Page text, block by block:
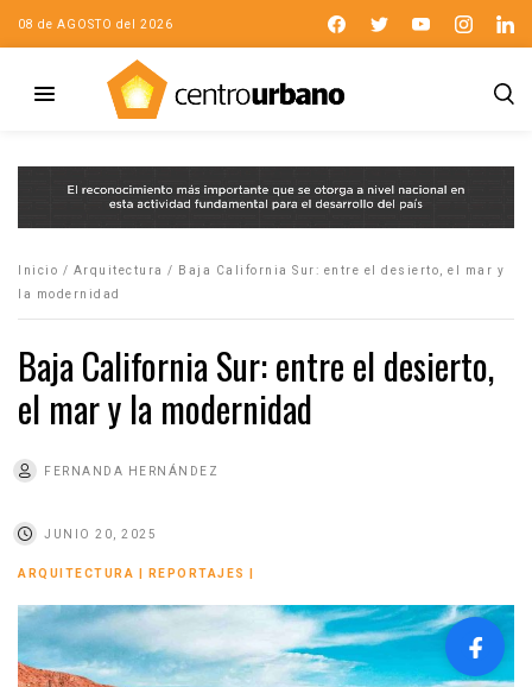
08 de AGOSTO del 2026
Inicio / Arquitectura /
Baja California Sur: entre el desierto, el mar y
la modernidad
Baja California Sur: entre el desierto,
el mar y la modernidad
FERNANDA HERNÁNDEZ
JUNIO 20, 2025
ARQUITECTURA REPORTAJES